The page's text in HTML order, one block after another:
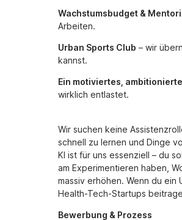
Wachstumsbudget &
Arbeiten.
Urban Sports Club – wir
kannst.
Ein motiviertes,
wirklich entlastet.
Wir suchen keine
schnell zu lernen und Dinge
KI ist für uns essenziell – du
am Experimentieren haben,
massiv erhöhen. Wenn du
Health-Tech-Startups
Bewerbung & Prozess